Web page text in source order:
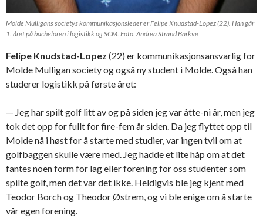
Molde Mulligans societys kommunikasjonsleder er Felipe Knudstad-Lopez (22). Han går
1. året på bacheloren i logistikk og SCM. Foto: Andrea Strand Barkve
Felipe Knudstad-Lopez (22) er kommunikasjonsansvarlig for
Molde Mulligan society og også ny student i Molde. Også han
studerer logistikk på første året:
— Jeg har spilt golf litt av og på siden jeg var åtte-ni år, men jeg
tok det opp for fullt for fire-fem år siden. Da jeg flyttet opp til
Molde nå i høst for å starte med studier, var ingen tvil om at
golfbaggen skulle være med. Jeg hadde et lite håp om at det
fantes noen form for lag eller forening for oss studenter som
spilte golf, men det var det ikke. Heldigvis ble jeg kjent med
Teodor Borch og Theodor Østrem, og vi ble enige om å starte
vår egen forening.